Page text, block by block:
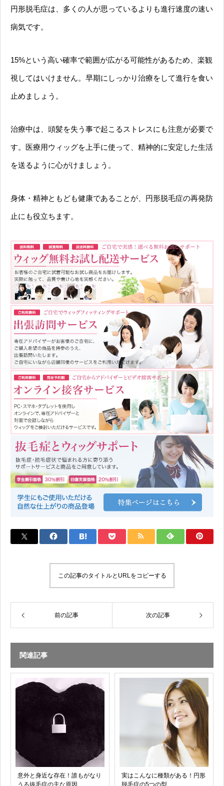
円形脱毛症は、多くの人が思っているよりも進行速度の速い
病気です。
15%という高い確率で範囲が広がる可能性があるため、楽観
視してはいけません。早期にしっかり治療をして進行を食い
止めましょう。
治療中は、頭髪を失う事で起こるストレスにも注意が必要で
す。医療用ウィッグを上手に使って、精神的に安定した生活
を送るように心がけましょう。
身体・精神ともども健康であることが、円形脱毛症の再発防
止にも役立ちます。
この記事のタイトルとURLをコピーする
前の記事 次の記事
関連記事
意外と身近な存在！誰もがなり
うる抜毛症の主な原因
実はこんなに種類がある！円形
脱毛症の5つの型